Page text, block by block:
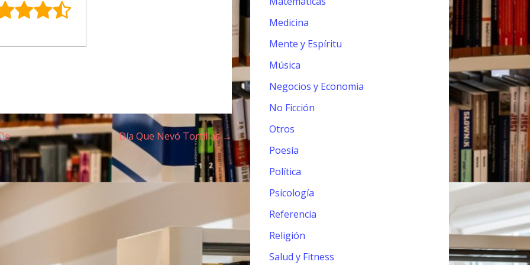
Día Que Nevó Tortillas →
Medicina
Mente y Espíritu
Música
Negocios y Economia
No Ficción
Otros
Poesía
Política
Psicología
Referencia
Religión
Salud y Fitness